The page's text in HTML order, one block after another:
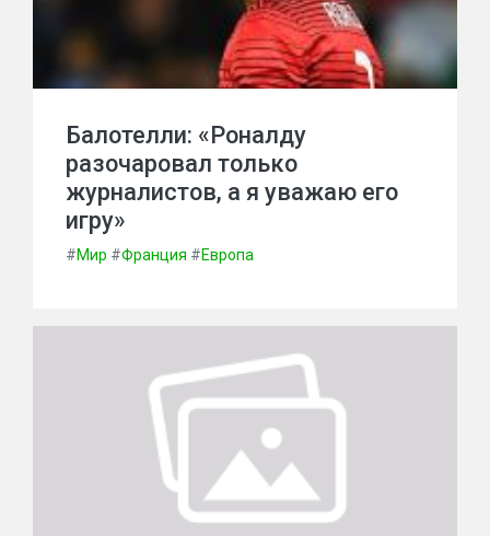
Балотелли: «Роналду
разочаровал только
журналистов, а я уважаю его
игру»
#Мир #Франция #Европа